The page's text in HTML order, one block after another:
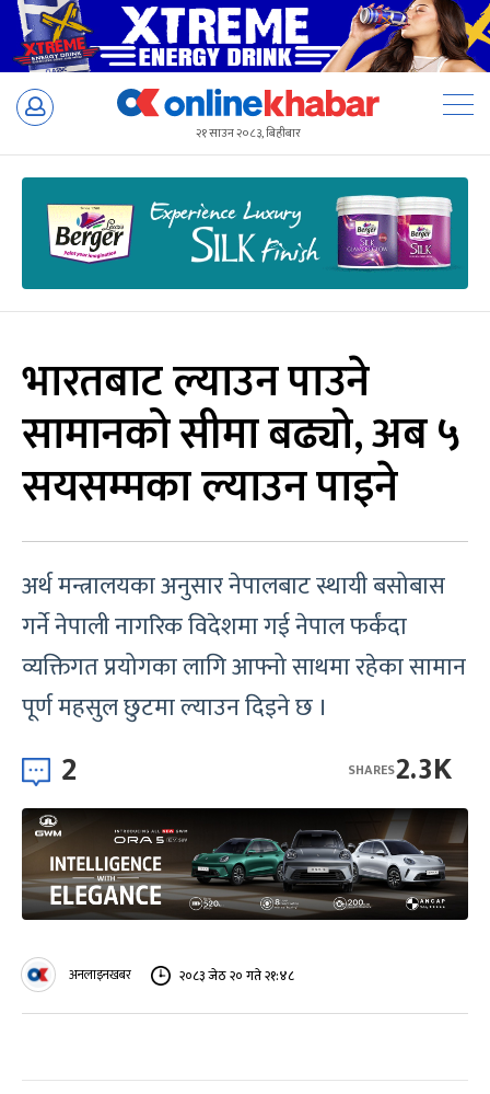
Skip
२१ साउन २०८३, बिहीबार
भारतबाट ल्याउन पाउने
सामानको सीमा बढ्यो, अब ५
सयसम्मका ल्याउन पाइने
अर्थ मन्त्रालयका अनुसार नेपालबाट स्थायी बसोबास
गर्ने नेपाली नागरिक विदेशमा गई नेपाल फर्कंदा
व्यक्तिगत प्रयोगका लागि आफ्नो साथमा रहेका सामान
पूर्ण महसुल छुटमा ल्याउन दिइने छ ।
2 2.3K
SHARES
अनलाइनखबर २०८३ जेठ २० गते २१:४८